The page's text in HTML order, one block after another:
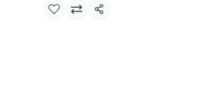
แชร์